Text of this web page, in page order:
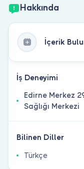
Hakkında
İçerik
İş Deneyimi
Edirne Merkez
Sağlığı Merkezi
Bilinen Diller
Türkçe